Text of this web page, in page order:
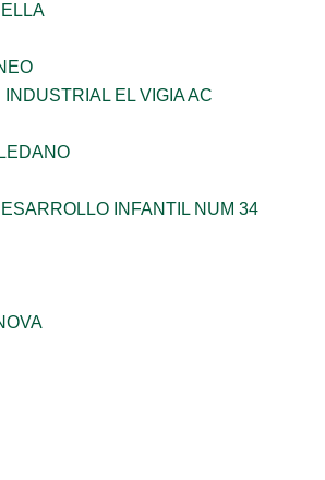
EL VIGIA AC
INFANTIL NUM 34